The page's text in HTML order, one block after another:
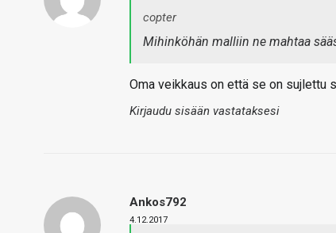
copter
Mihinköhän malliin ne mahtaa
Oma veikkaus on että se on sujlettu
Kirjaudu sisään vastataksesi
Ankos792
4.12.2017